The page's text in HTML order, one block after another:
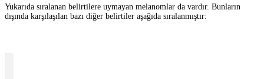
Yukarıda sıralanan belirtilere uymayan melanomlar da vardır. Bunların
dışında karşılaşılan bazı diğer belirtiler aşağıda sıralanmıştır: